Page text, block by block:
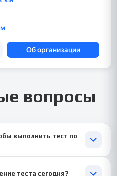
вопросы
выполнить тест по
теста сегодня?